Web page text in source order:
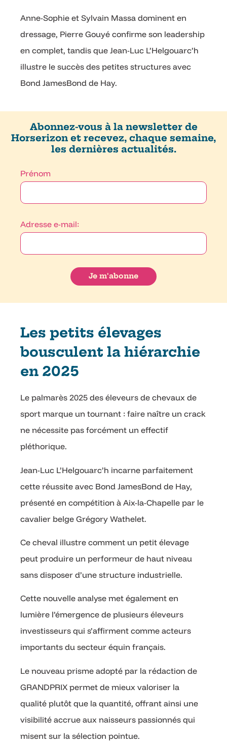
Anne-Sophie et Sylvain Massa dominent en
dressage, Pierre Gouyé confirme son leadership
en complet, tandis que Jean-Luc L’Helgouarc’h
illustre le succès des petites structures avec
Bond JamesBond de Hay.
Abonnez-vous à la newsletter de
Horserizon et recevez, chaque semaine,
les dernières actualités.
Prénom
Adresse e-mail:
Les petits élevages
bousculent la hiérarchie
en 2025
Le palmarès 2025 des éleveurs de chevaux de
sport marque un tournant : faire naître un crack
ne nécessite pas forcément un effectif
pléthorique.
Jean-Luc L’Helgouarc’h incarne parfaitement
cette réussite avec Bond JamesBond de Hay,
présenté en compétition à Aix-la-Chapelle par le
cavalier belge Grégory Wathelet.
Ce cheval illustre comment un petit élevage
peut produire un performeur de haut niveau
sans disposer d’une structure industrielle.
Cette nouvelle analyse met également en
lumière l’émergence de plusieurs éleveurs
investisseurs qui s’affirment comme acteurs
importants du secteur équin français.
Le nouveau prisme adopté par la rédaction de
GRANDPRIX permet de mieux valoriser la
qualité plutôt que la quantité, offrant ainsi une
visibilité accrue aux naisseurs passionnés qui
misent sur la sélection pointue.